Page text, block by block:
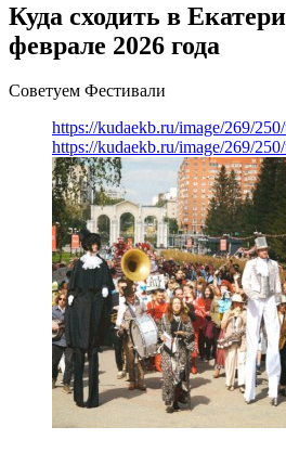
Куда сходить в
феврале 2026 года
Советуем Фестивали
https://kudaekb.ru/image/269/
https://kudaekb.ru/image/269/